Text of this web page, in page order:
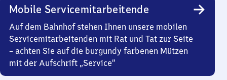
Mobile Servicemitarbeitende
Auf dem Bahnhof stehen Ihnen unsere mobilen
Servicemitarbeitenden mit Rat und Tat zur Seite
– achten Sie auf die burgundy farbenen Mützen
mit der Aufschrift „Service“